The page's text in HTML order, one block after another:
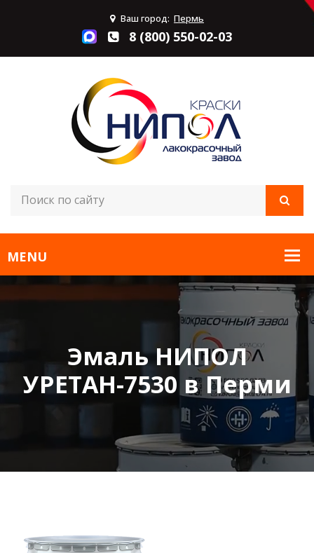
Ваш город: Пермь
8 (800) 550-02-03
Эмаль НИПОЛ
УРЕТАН-7530 в Перми